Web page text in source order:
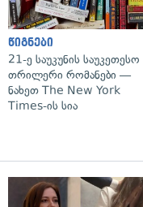
წიგნები
21-ე საუკუნის საუკეთესო
თრილერი რომანები —
ნახეთ The New York
Times-ის სია